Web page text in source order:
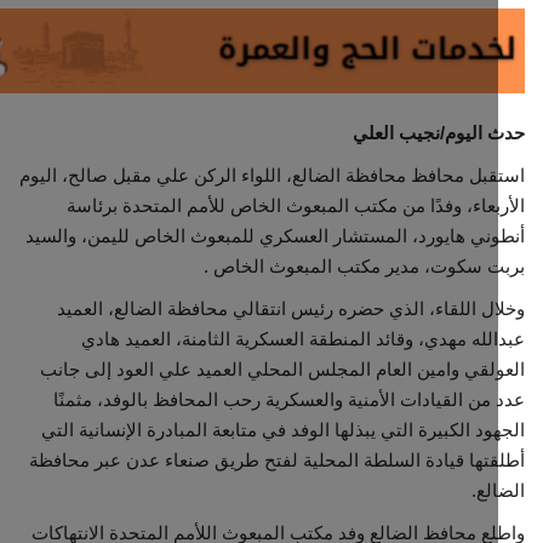
ثقافة وفن
التقارير والحوارات
مؤسسة حدث اليوم
صحة
العالمية
منصة حرة
تكنولوجيا وسيارات
اليوم/نجيب العلي
محافظ محافظة الضالع، اللواء الركن علي مقبل صالح، اليوم
وفدًا من مكتب المبعوث الخاص للأمم المتحدة برئاسة
هايورد، المستشار العسكري للمبعوث الخاص لليمن، والسيد
سكوت، مدير مكتب المبعوث الخاص .
اللقاء، الذي حضره رئيس انتقالي محافظة الضالع، العميد
مهدي، وقائد المنطقة العسكرية الثامنة، العميد هادي
وامين العام المجلس المحلي العميد علي العود إلى جانب
القيادات الأمنية والعسكرية رحب المحافظ بالوفد، مثمنًا
الكبيرة التي يبذلها الوفد في متابعة المبادرة الإنسانية التي
قيادة السلطة المحلية لفتح طريق صنعاء عدن عبر محافظة
محافظ الضالع وفد مكتب المبعوث اللأمم المتحدة الانتهاكات